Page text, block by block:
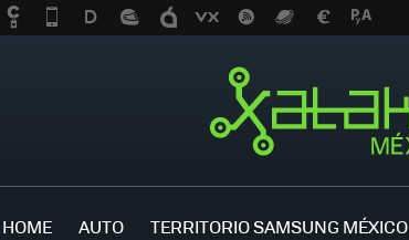
HOME AUTO TERRITORIO SAMSUNG MÉXICO